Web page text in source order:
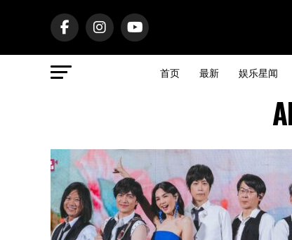
首页 最新 娱乐星闻